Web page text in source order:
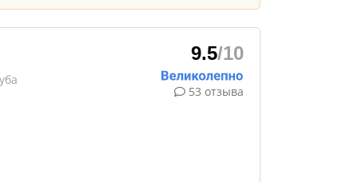
9.5/10
53 отзыва